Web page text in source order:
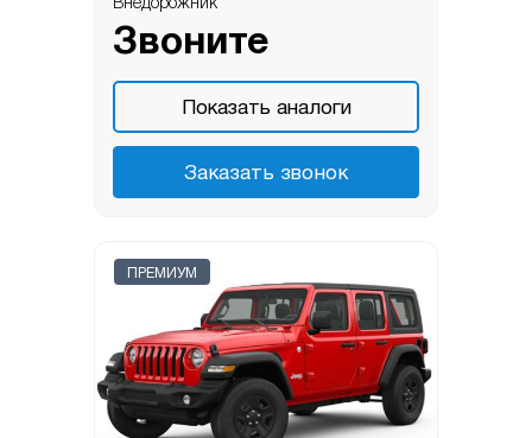
Внедорожник
Звоните
Показать аналоги
Заказать звонок
ПРЕМИУМ